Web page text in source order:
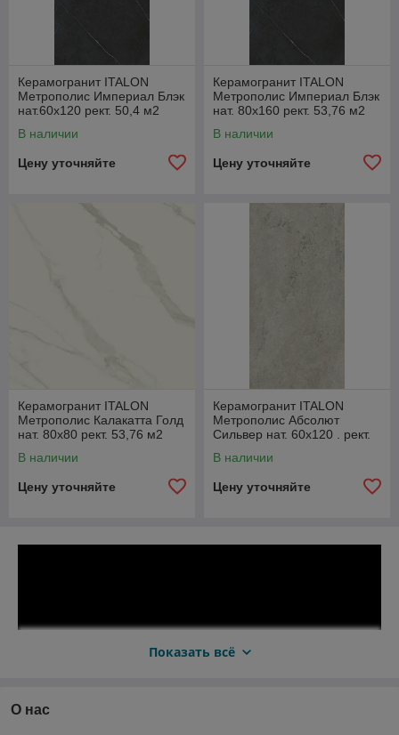
Керамогранит ITALON
Метрополис Империал Блэк
нат.60x120 рект. 50,4 м2
В наличии
Цену уточняйте
Керамогранит ITALON
Метрополис Империал Блэк
нат. 80x160 рект. 53,76 м2
В наличии
Цену уточняйте
Керамогранит ITALON
Метрополис Калакатта Голд
нат. 80x80 рект. 53,76 м2
В наличии
Цену уточняйте
Керамогранит ITALON
Метрополис Абсолют
Сильвер нат. 60x120 . рект.
610010002628
В наличии
Цену уточняйте
Показать всё
О нас